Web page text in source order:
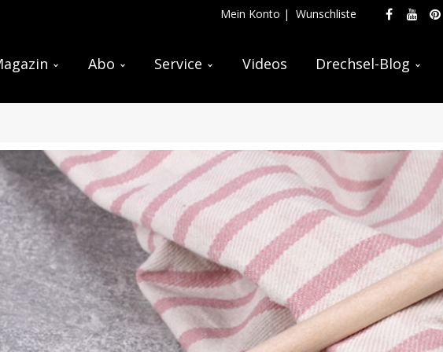
Mein Konto | Wunschliste
Abo Service Videos Drechsel-Blog